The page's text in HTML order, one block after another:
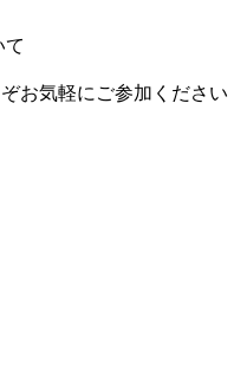
て
お気軽にご参加ください